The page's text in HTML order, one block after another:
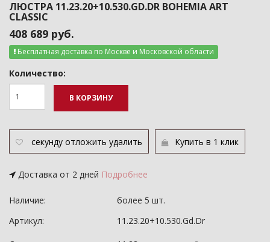
ЛЮСТРА 11.23.20+10.530.GD.DR BOHEMIA ART
CLASSIC
408 689 руб.
Бесплатная доставка по Москве и Московской области
Количество:
В КОРЗИНУ
секунду отложить удалить Купить в 1 клик
Доставка от 2 дней Подробнее
Наличие:
более 5 шт.
Артикул:
11.23.20+10.530.Gd.Dr